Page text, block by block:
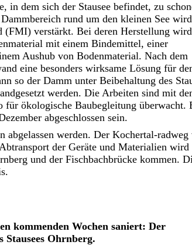
in dem sich der Stausee befindet, zu
rund um den kleinen See wird
(FMI) verstärkt. Bei deren Herstellung
mit einem Bindemittel, einer
Aushub von Bodenmaterial. Nach dem
eine besonders wirksame Lösung für
so der Damm unter Beibehaltung des
werden. Die Arbeiten sind mit
für ökologische Baubegleitung überwacht.
abgeschlossen sein.
abgelassen werden. Der Kochertal-
der Geräte und Materialien wird
und der Fischbachbrücke kommen.
kommenden Wochen saniert: Der
Stausees Ohrnberg.